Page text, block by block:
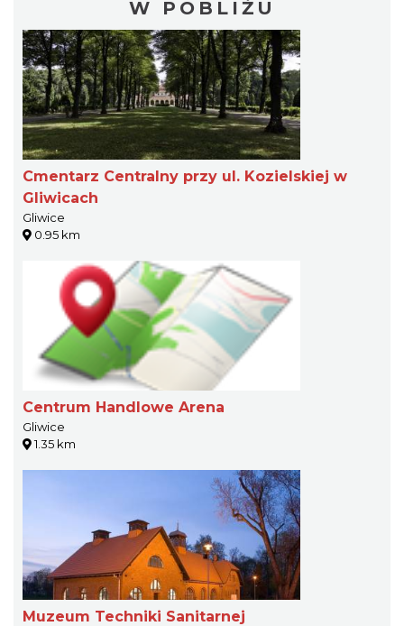
W POBLIŻU
Cmentarz Centralny przy ul. Kozielskiej w
Gliwicach
Gliwice
0.95 km
Centrum Handlowe Arena
Gliwice
1.35 km
Muzeum Techniki Sanitarnej